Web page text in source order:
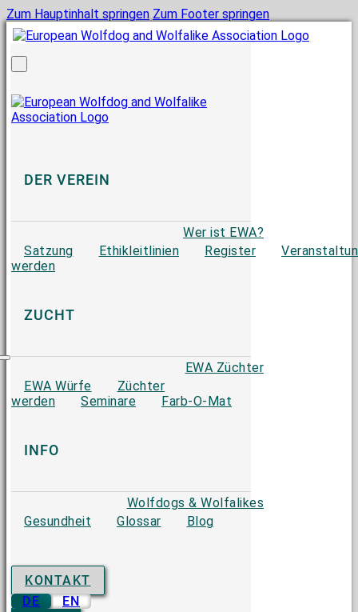
Zum Hauptinhalt springen Zum Footer springen
DER VEREIN
Wer ist EWA?
Satzung
Ethikleitlinien Register
werden
ZUCHT
EWA Züchter
EWA Würfe
Züchter
werden
Seminare Farb-O-Mat
INFO
Wolfdogs & Wolfalikes
Gesundheit
Glossar Blog
KONTAKT
DE
EN